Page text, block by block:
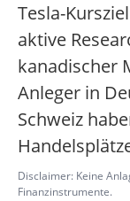
Tesla-
aktive
kanadischer
Anleger in
Schweiz
Disclaimer: Keine
Finanzinstrumente.